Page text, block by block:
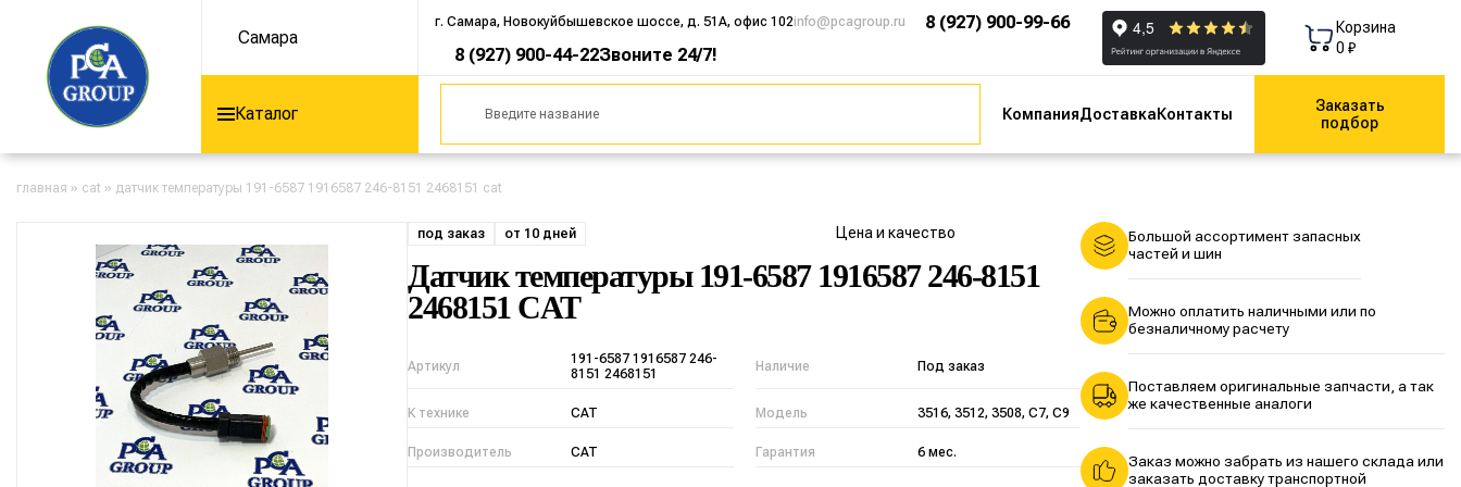
Самара
г. Самара, Новокуйбышевское шоссе, д. 51А, офис 102info@pcagroup.ru
8 (927) 900-99-66
8 (927) 900-44-22Звоните 24/7!
Корзина
0 ₽
Каталог КомпанияДоставкаКонтакты
Заказать
подбор
главная » cat » датчик температуры 191-6587 1916587 246-8151 2468151 cat
под заказ от 10 дней Цена и качество
Датчик температуры 191-6587 1916587 246-8151
2468151 CAT
Артикул
191-6587 1916587 246-
8151 2468151
Наличие Под заказ
К технике CAT Модель 3516, 3512, 3508, C7, C9
Производитель CAT Гарантия 6 мес.
Большой ассортимент запасных
частей и шин
Можно оплатить наличными или по
безналичному расчету
Поставляем оригинальные запчасти, а так
же качественные аналоги
Заказ можно забрать из нашего склада или
заказать доставку транспортной